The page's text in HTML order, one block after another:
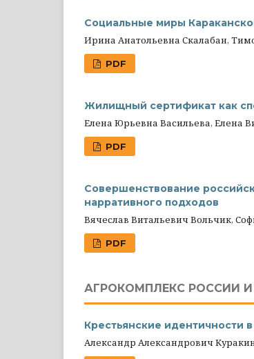
Социальные миры
Ирина Анатольевна Скалабан,
PDF
Жилищный сертификат как
Елена Юрьевна Васильева, Елена
PDF
Совершенствование
нарративного подходов
Вячеслав Витальевич Вольчик,
PDF
АГРОКОМПЛЕКС РОССИИ
Крестьянские идентичности
Александр Александрович